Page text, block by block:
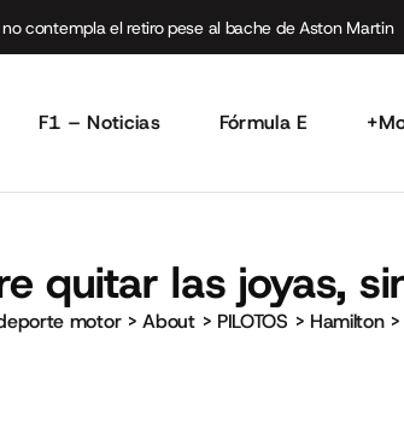
contempla el retiro pese al bache de Aston Martin
F1 – Noticias Fórmula E
quitar las joyas,
motor>About> PILOTOS > Hamilton>